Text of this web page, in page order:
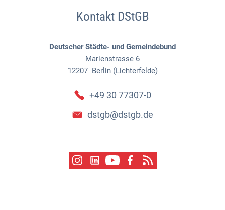
Kontakt DStGB
Deutscher Städte- und Gemeindebund
Marienstrasse 6
12207 Berlin (Lichterfelde)
+49 30 77307-0
dstgb@dstgb.de